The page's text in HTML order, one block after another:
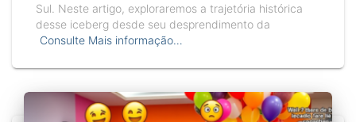
Sul. Neste artigo, exploraremos a trajetória histórica
desse iceberg desde seu desprendimento da
Consulte Mais informação…